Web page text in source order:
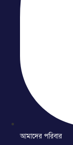
আমাদের পরিবার